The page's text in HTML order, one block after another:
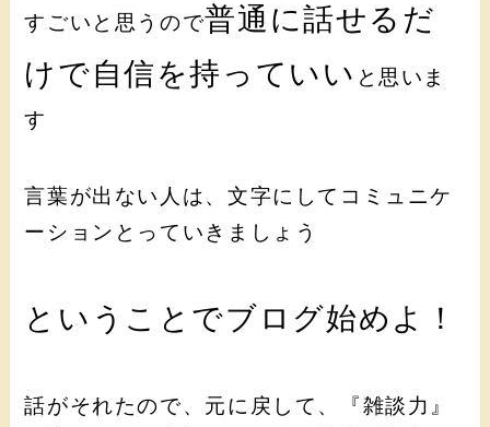
すごいと思うので普通に話せるだ
けで自信を持っていい と思いま
す
言葉が出ない人は、文字にしてコミュニケ
ーションとっていきましょう
ということでブログ始めよ！
話がそれたので、元に戻して、『雑談力』